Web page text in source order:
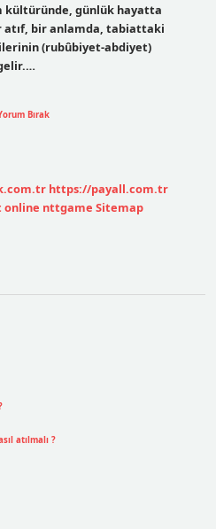
kültüründe, günlük hayatta
atıf, bir anlamda, tabiattaki
(rubûbiyet-abdiyet)
Bırak
https://payall.com.tr
online nttgame Sitemap
atılmalı ?